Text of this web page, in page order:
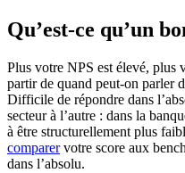
Qu’est-ce qu’un
Plus votre NPS est élevé, plus
partir de quand peut-on parler
Difficile de répondre dans
secteur à l’autre : dans la
à être structurellement plus
comparervotre score aux
dans l’absolu.